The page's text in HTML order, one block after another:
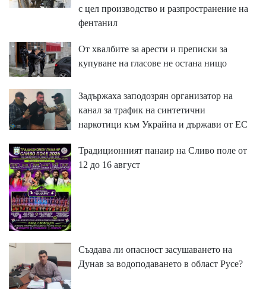
с цел производство и разпространение на
фентанил
От хвалбите за арести и преписки за
купуване на гласове не остана нищо
Задържаха заподозрян организатор на
канал за трафик на синтетични
наркотици към Украйна и държави от ЕС
Традиционният панаир на Сливо поле от
12 до 16 август
Създава ли опасност засушаването на
Дунав за водоподаването в област Русе?